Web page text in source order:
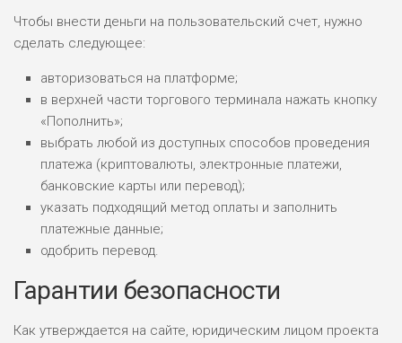
Чтобы внести деньги на пользовательский счет, нужно
сделать следующее:
авторизоваться на платформе;
в верхней части торгового терминала нажать кнопку
«Пополнить»;
выбрать любой из доступных способов проведения
платежа (криптовалюты, электронные платежи,
банковские карты или перевод);
указать подходящий метод оплаты и заполнить
платежные данные;
одобрить перевод.
Гарантии безопасности
Как утверждается на сайте, юридическим лицом проекта